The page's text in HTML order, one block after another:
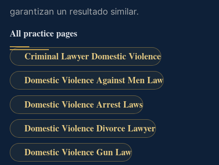
garantizan un resultado similar.
All practice pages
Criminal Lawyer Domestic Violence
Domestic Violence Against Men Law
Domestic Violence Arrest Laws
Domestic Violence Divorce Lawyer
Domestic Violence Gun Law